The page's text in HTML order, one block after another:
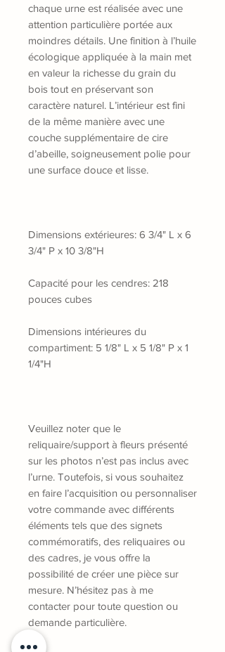
chaque urne est réalisée avec une
attention particulière portée aux
moindres détails. Une finition à l’huile
écologique appliquée à la main met
en valeur la richesse du grain du
bois tout en préservant son
caractère naturel. L’intérieur est fini
de la même manière avec une
couche supplémentaire de cire
d’abeille, soigneusement polie pour
une surface douce et lisse.
Dimensions extérieures: 6 3/4" L x 6
3/4" P x 10 3/8"H
Capacité pour les cendres: 218
pouces cubes
Dimensions intérieures du
compartiment: 5 1/8" L x 5 1/8" P x 1
1/4"H
Veuillez noter que le
reliquaire/support à fleurs présenté
sur les photos n’est pas inclus avec
l’urne. Toutefois, si vous souhaitez
en faire l’acquisition ou personnaliser
votre commande avec différents
éléments tels que des signets
commémoratifs, des reliquaires ou
des cadres, je vous offre la
possibilité de créer une pièce sur
mesure. N’hésitez pas à me
contacter pour toute question ou
demande particulière.